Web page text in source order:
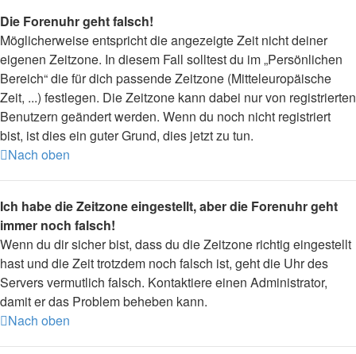
Die Forenuhr geht falsch!
Möglicherweise entspricht die angezeigte Zeit nicht deiner
eigenen Zeitzone. In diesem Fall solltest du im „Persönlichen
Bereich“ die für dich passende Zeitzone (Mitteleuropäische
Zeit, ...) festlegen. Die Zeitzone kann dabei nur von registrierten
Benutzern geändert werden. Wenn du noch nicht registriert
bist, ist dies ein guter Grund, dies jetzt zu tun.
Nach oben
Ich habe die Zeitzone eingestellt, aber die Forenuhr geht
immer noch falsch!
Wenn du dir sicher bist, dass du die Zeitzone richtig eingestellt
hast und die Zeit trotzdem noch falsch ist, geht die Uhr des
Servers vermutlich falsch. Kontaktiere einen Administrator,
damit er das Problem beheben kann.
Nach oben